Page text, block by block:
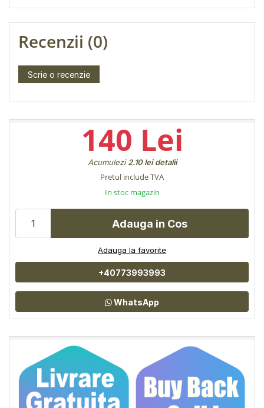
Recenzii (0)
Scrie o recenzie
140 Lei
Acumulezi2.10 lei detalii
Pretul include TVA
In stoc magazin
Adauga in Cos
Adauga la favorite
+40773993993
WhatsApp